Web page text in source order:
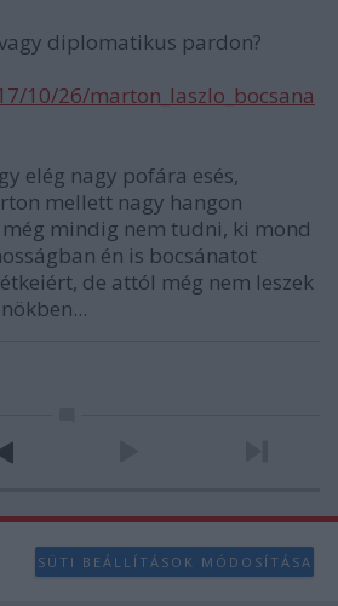
diplomatikus pardon?
10/26/marton_laszlo_bocsana
elég nagy pofára esés,
mellett nagy hangon
mindig nem tudni, ki mond
én is bocsánatot
de attól még nem leszek
SÜTI BEÁLLÍTÁSOK MÓDOSÍTÁSA